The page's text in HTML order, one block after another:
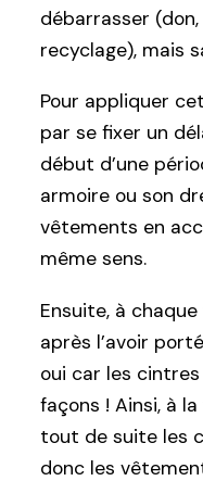
débarrasser
recyclage), mais
Pour appliquer
par se fixer un
début d’une
armoire ou son
vêtements en
même sens.
Ensuite, à
après l’avoir
oui car les
façons ! Ainsi, à
tout de suite les
donc les